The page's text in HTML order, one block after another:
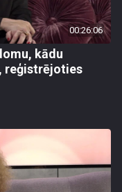
00:26:06
kādu
reģistrējoties